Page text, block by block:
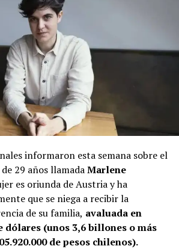
informaron esta semana sobre el
29 años llamadaMarlene
es oriunda de Austria y ha
que se niega a recibir la
de su familia, avaluada en
dólares (unos 3,6 billones o más
de pesos chilenos).